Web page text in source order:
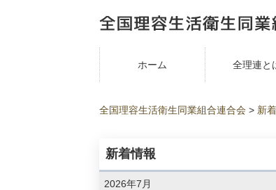
ホーム 全理連と
全国理容生活衛生同業組合連合会 > 新
新着情報
2026年7月